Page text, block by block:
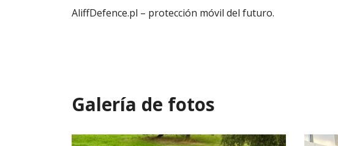
AliffDefence.pl – protección móvil del futuro.
Galería de fotos